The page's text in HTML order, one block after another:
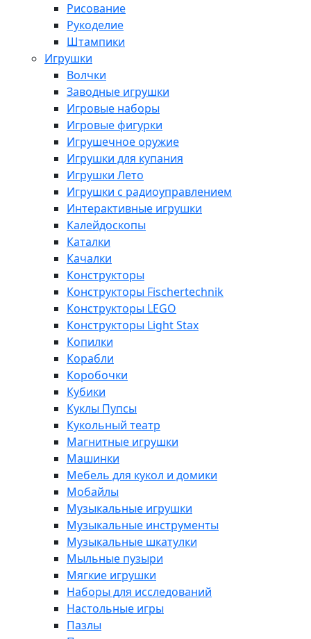
Рисование
Рукоделие
Штампики
Игрушки
Волчки
Заводные игрушки
Игровые наборы
Игровые фигурки
Игрушечное оружие
Игрушки для купания
Игрушки Лето
Игрушки с радиоуправлением
Интерактивные игрушки
Калейдоскопы
Каталки
Качалки
Конструкторы
Конструкторы Fisсhertechnik
Конструкторы LEGO
Конструкторы Light Stax
Копилки
Корабли
Коробочки
Кубики
Куклы Пупсы
Кукольный театр
Магнитные игрушки
Машинки
Мебель для кукол и домики
Мобайлы
Музыкальные игрушки
Музыкальные инструменты
Музыкальные шкатулки
Мыльные пузыри
Мягкие игрушки
Наборы для исследований
Настольные игры
Пазлы